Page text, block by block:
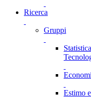
Ricerca
Gruppi
Estimo